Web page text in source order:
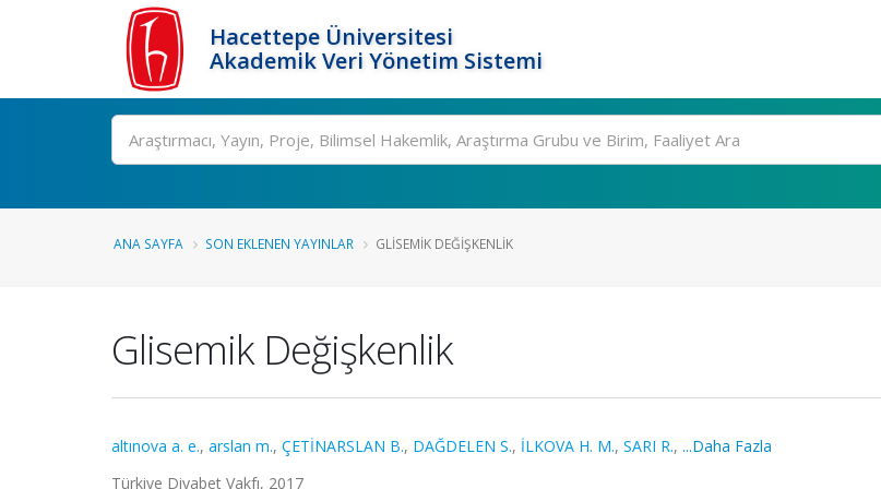
Hacettepe Üniversitesi
Akademik Veri Yönetim Sistemi
Ara
ANA SAYFA SON EKLENEN YAYINLAR GLISEMIK DEĞIŞKENLIK
Glisemik Değişkenlik
altınova a. e., arslan m., ÇETİNARSLAN B., DAĞDELEN S., İLKOVA H. M., SARI R., ...Daha Fazla
Türkiye Diyabet Vakfı, 2017